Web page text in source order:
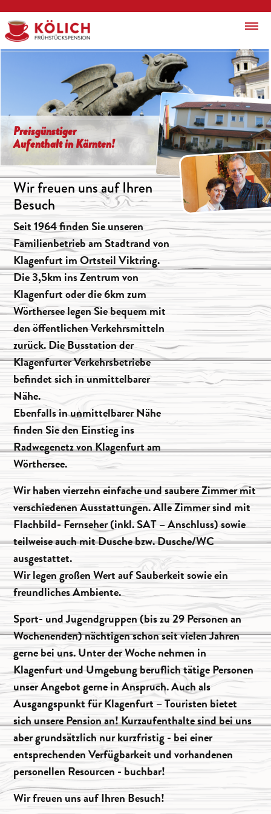
Preisgünstiger
Aufenthalt in Kärnten!
Wir freuen uns auf Ihren
Besuch
Seit 1964 finden Sie unseren
Familienbetrieb am Stadtrand von
Klagenfurt im Ortsteil Viktring.
Die 3,5km ins Zentrum von
Klagenfurt oder die 6km zum
Wörthersee legen Sie bequem mit
den öffentlichen Verkehrsmitteln
zurück. Die Busstation der
Klagenfurter Verkehrsbetriebe
befindet sich in unmittelbarer
Nähe.
Ebenfalls in unmittelbarer Nähe
finden Sie den Einstieg ins
Radwegenetz von Klagenfurt am
Wörthersee.
Wir haben vierzehn einfache und saubere Zimmer mit
verschiedenen Ausstattungen. Alle Zimmer sind mit
Flachbild- Fernseher (inkl. SAT – Anschluss) sowie
teilweise auch mit Dusche bzw. Dusche/WC
ausgestattet.
Wir legen großen Wert auf Sauberkeit sowie ein
freundliches Ambiente.
Sport- und Jugendgruppen (bis zu 29 Personen an
Wochenenden) nächtigen schon seit vielen Jahren
gerne bei uns. Unter der Woche nehmen in
Klagenfurt und Umgebung beruflich tätige Personen
unser Angebot gerne in Anspruch. Auch als
Ausgangspunkt für Klagenfurt – Touristen bietet
sich unsere Pension an! Kurzaufenthalte sind bei uns
aber grundsätzlich nur kurzfristig - bei einer
entsprechenden Verfügbarkeit und vorhandenen
personellen Resourcen - buchbar!
Wir freuen uns auf Ihren Besuch!